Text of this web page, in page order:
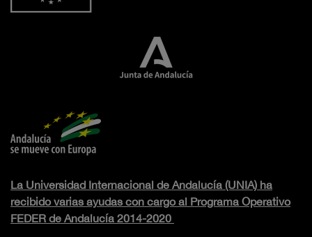
La Universidad Internacional de Andalucía (UNIA) ha
recibido varias ayudas con cargo al Programa Operativo
FEDER de Andalucía 2014-2020